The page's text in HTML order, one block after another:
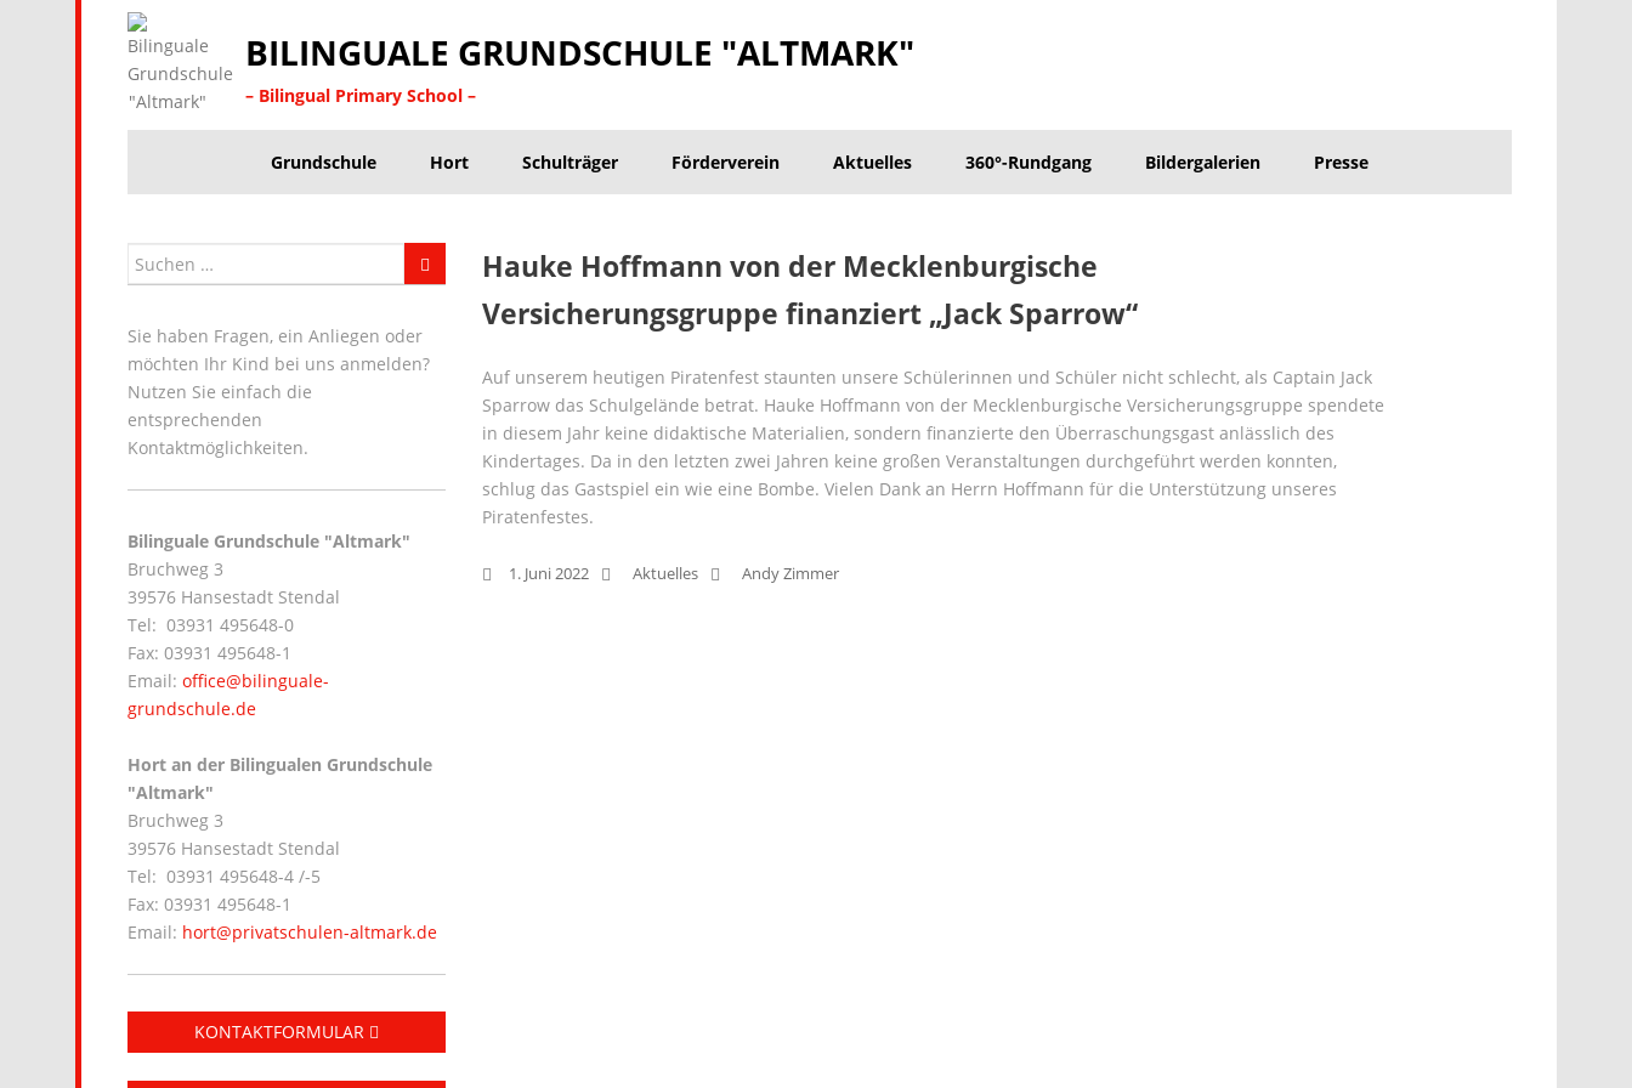
BILINGUALE GRUNDSCHULE "ALTMARK"
– Bilingual Primary School –
Grundschule Hort Schulträger Förderverein Aktuelles 360°-Rundgang Bildergalerien Presse
Sie haben Fragen, ein Anliegen oder
möchten Ihr Kind bei uns anmelden?
Nutzen Sie einfach die
entsprechenden
Kontaktmöglichkeiten.
Bilinguale Grundschule "Altmark"
Bruchweg 3
39576 Hansestadt Stendal
Tel: 03931 495648-0
Fax: 03931 495648-1
Email: office@bilinguale-
grundschule.de
Hort an der Bilingualen Grundschule
"Altmark"
Bruchweg 3
39576 Hansestadt Stendal
Tel: 03931 495648-4 /-5
Fax: 03931 495648-1
Email: hort@privatschulen-altmark.de
KONTAKTFORMULAR
Hauke Hoffmann von der Mecklenburgische
Versicherungsgruppe finanziert „Jack Sparrow“
Auf unserem heutigen Piratenfest staunten unsere Schülerinnen und Schüler nicht schlecht, als Captain Jack
Sparrow das Schulgelände betrat. Hauke Hoffmann von der Mecklenburgische Versicherungsgruppe spendete
in diesem Jahr keine didaktische Materialien, sondern finanzierte den Überraschungsgast anlässlich des
Kindertages. Da in den letzten zwei Jahren keine großen Veranstaltungen durchgeführt werden konnten,
schlug das Gastspiel ein wie eine Bombe. Vielen Dank an Herrn Hoffmann für die Unterstützung unseres
Piratenfestes.
1. Juni 2022 Aktuelles Andy Zimmer